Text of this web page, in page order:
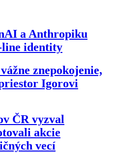
a Anthropiku
identity
znepokojenie,
Igorovi
ČR vyzval
akcie
vecí